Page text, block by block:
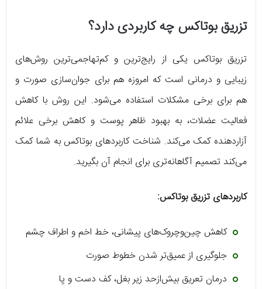
تزریق بوتاکس چه کاربردی دارد؟
تزریق بوتاکس یکی از رایج‌ترین و کم‌تهاجمی‌ترین روش‌های
زیبایی و درمانی است که امروزه هم برای جوان‌سازی صورت و
هم برای برخی مشکلات استفاده می‌شود. این روش با کاهش
فعالیت عضلات، به بهبود ظاهر پوست و کاهش برخی علائم
آزاردهنده کمک می‌کند. شناخت کاربردهای بوتاکس به شما کمک
می‌کند تصمیم آگاهانه‌تری برای انجام آن بگیرید.
کاربردهای تزریق بوتاکس:
کاهش چین‌وچروک‌های پیشانی، خط اخم و اطراف چشم
جلوگیری از عمیق‌تر شدن خطوط صورت
درمان تعریق بیش‌ازحد زیر بغل، کف دست و پا